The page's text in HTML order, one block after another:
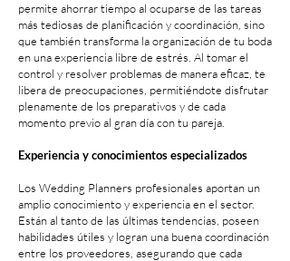
permite ahorrar tiempo al ocuparse de las tareas
más tediosas de planificación y coordinación, sino
que también transforma la organización de tu boda
en una experiencia libre de estrés. Al tomar el
control y resolver problemas de manera eficaz, te
libera de preocupaciones, permitiéndote disfrutar
plenamente de los preparativos y de cada
momento previo al gran día con tu pareja.
Experiencia y conocimientos especializados
Los Wedding Planners profesionales aportan un
amplio conocimiento y experiencia en el sector.
Están al tanto de las últimas tendencias, poseen
habilidades útiles y logran una buena coordinación
entre los proveedores, asegurando que cada